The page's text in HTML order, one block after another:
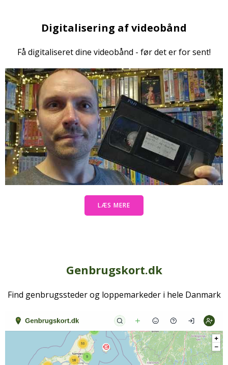
Digitalisering af videobånd
Få digitaliseret dine videobånd - før det er for sent!
LÆS MERE
Genbrugskort.dk
Find genbrugssteder og loppemarkeder i hele Danmark